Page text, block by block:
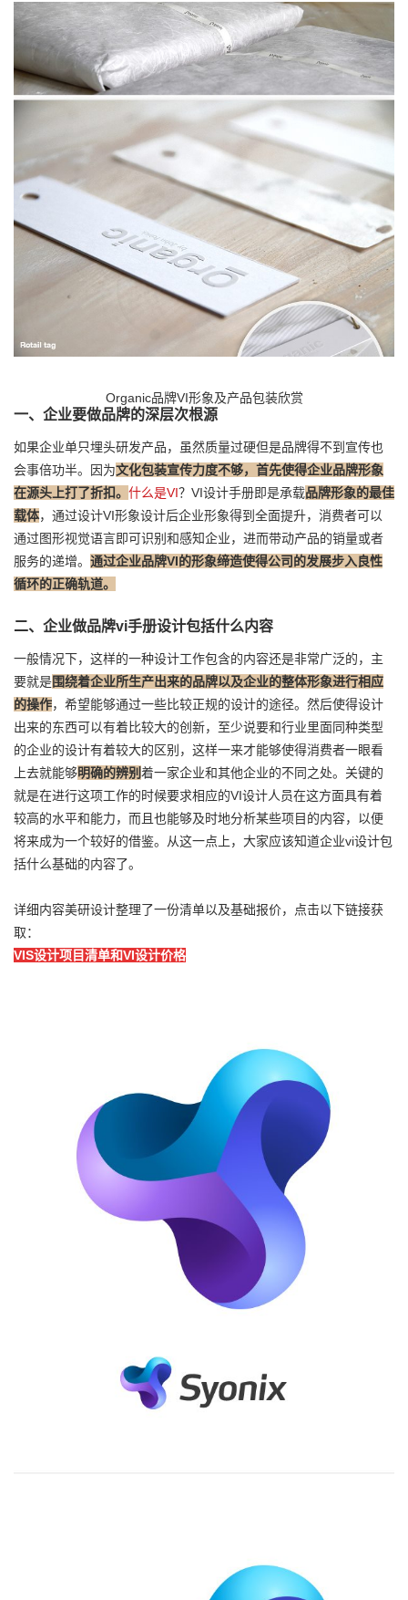
Organic品牌VI形象及产品包装欣赏
一、企业要做品牌的深层次根源
如果企业单只埋头研发产品，虽然质量过硬但是品牌得不到宣传也
会事倍功半。因为文化包装宣传力度不够，首先使得企业品牌形象
在源头上打了折扣。 什么是VI？VI设计手册即是承载品牌形象的最佳
载体，通过设计VI形象设计后企业形象得到全面提升，消费者可以
通过图形视觉语言即可识别和感知企业，进而带动产品的销量或者
服务的递增。 通过企业品牌VI的形象缔造使得公司的发展步入良性
循环的正确轨道。
二、企业做品牌vi手册设计包括什么内容
一般情况下，这样的一种设计工作包含的内容还是非常广泛的，主
要就是围绕着企业所生产出来的品牌以及企业的整体形象进行相应
的操作，希望能够通过一些比较正规的设计的途径。然后使得设计
出来的东西可以有着比较大的创新，至少说要和行业里面同种类型
的企业的设计有着较大的区别，这样一来才能够使得消费者一眼看
上去就能够明确的辨别着一家企业和其他企业的不同之处。关键的
就是在进行这项工作的时候要求相应的VI设计人员在这方面具有着
较高的水平和能力，而且也能够及时地分析某些项目的内容，以便
将来成为一个较好的借鉴。从这一点上，大家应该知道企业vi设计包
括什么基础的内容了。
详细内容美研设计整理了一份清单以及基础报价，点击以下链接获
取：
VIS设计项目清单和VI设计价格